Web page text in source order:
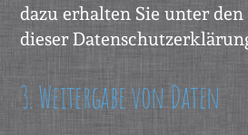
dazu erhalten Sie unter
dieser
3. Weitergabe von Daten